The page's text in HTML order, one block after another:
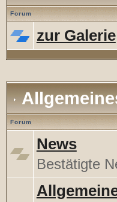
Forum
zur Galerie
Forum
News
Bestätigte